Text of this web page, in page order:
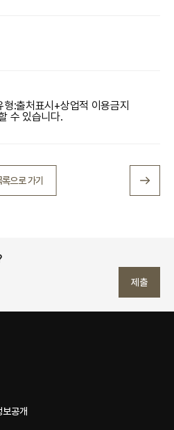
형:출처표시+상업적 이용금지
수 있습니다.
록으로 가기
제출
보공개